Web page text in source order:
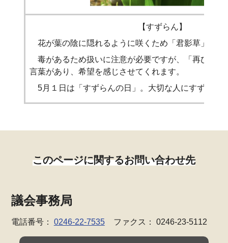
【すずらん】
花が葉の陰に隠れるように咲くため「君影草」の別
毒があるため扱いに注意が必要ですが、「再び幸せ
言葉があり、希望を感じさせてくれます。
5月１日は「すずらんの日」。大切な人にすずらん
このページに関するお問い合わせ先
議会事務局
電話番号： 0246-22-7535 ファクス： 0246-23-5112